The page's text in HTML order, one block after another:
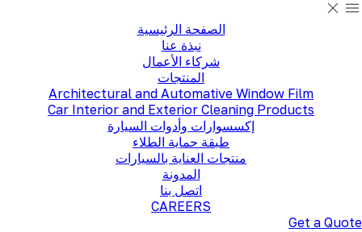
الصفحة الرئيسية
نبذة عنا
شركاء الأعمال
المنتجات
Architectural and Automative Window Film
Car Interior and Exterior Cleaning Products
إكسسوارات وأدوات السيارة
طبقة حماية الطلاء
منتجات العناية بالسيارات
المدونة
اتصل بنا
CAREERS
Get a Quote